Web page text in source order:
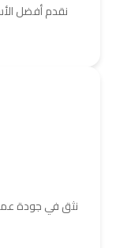
نقدم أفضل
نثق في جودة